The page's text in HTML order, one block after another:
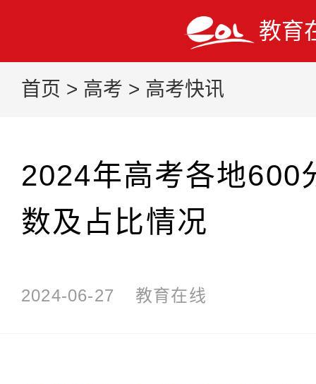
教育
首页 > 高考 > 高考快讯
2024年高考各地600
数及占比情况
2024-06-27 教育在线